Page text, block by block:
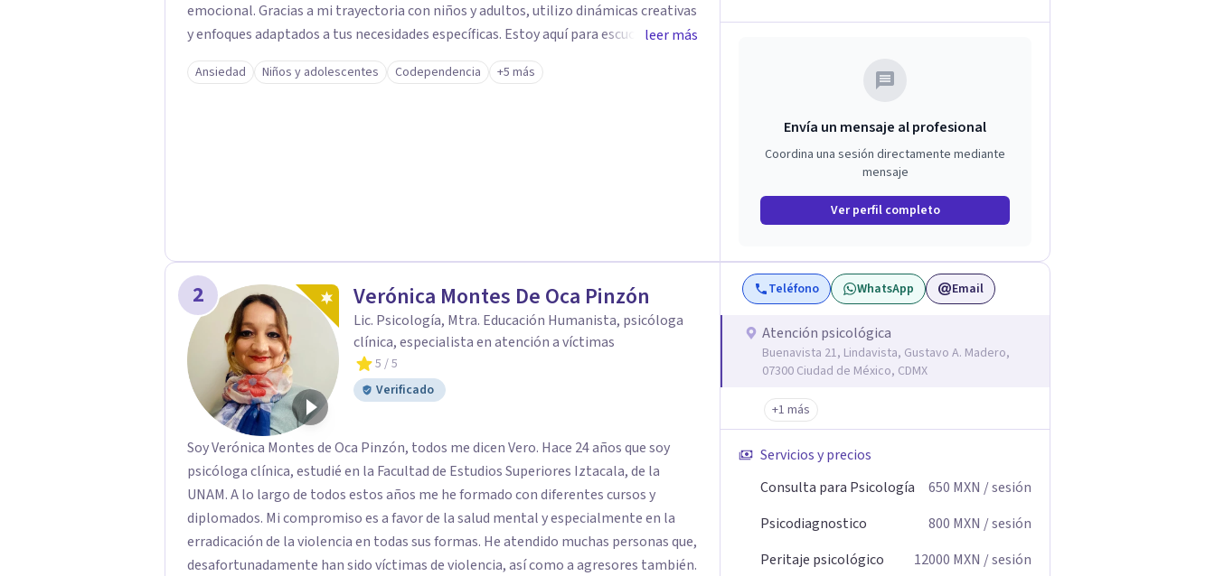
emocional. Gracias a mi trayectoria con niños y adultos, utilizo dinámicas creativas
y enfoques adaptados a tus necesidades específicas. Estoy aquí para escucharte y
brindarte las herramientas necesarias para fortalecer tu paz mental.
leer más
Ansiedad Niños y adolescentes Codependencia +5 más
Envía un mensaje al profesional
Coordina una sesión directamente mediante
mensaje
Ver perfil completo
2 Verónica Montes De Oca Pinzón
Lic. Psicología, Mtra. Educación Humanista, psicóloga
clínica, especialista en atención a víctimas
5 / 5
Verificado
Soy Verónica Montes de Oca Pinzón, todos me dicen Vero. Hace 24 años que soy
psicóloga clínica, estudié en la Facultad de Estudios Superiores Iztacala, de la
UNAM. A lo largo de todos estos años me he formado con diferentes cursos y
diplomados. Mi compromiso es a favor de la salud mental y especialmente en la
erradicación de la violencia en todas sus formas. He atendido muchas personas que,
desafortunadamente han sido víctimas de violencia, así como a agresores también.
Teléfono WhatsApp Email
Atención psicológica
Buenavista 21, Lindavista, Gustavo A. Madero,
07300 Ciudad de México, CDMX
+1 más
Servicios y precios
Consulta para Psicología
650 MXN / sesión
Psicodiagnostico
800 MXN / sesión
Peritaje psicológico
12000 MXN / sesión